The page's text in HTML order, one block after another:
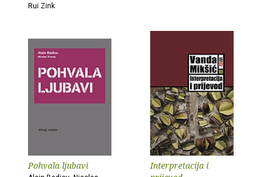
Rui Zink
Pohvala ljubavi
Interpretacija i